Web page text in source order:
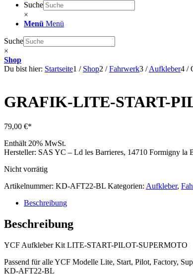
Suche
×
Menü Menü
Suche
×
Shop
Du bist hier: Startseite1 / Shop2 / Fahrwerk3 / Aufkleber4 /
GRAFIK-LITE-START-
79,00 €
Enthält 20% MwSt.
Hersteller: SAS YC – Ld les Barrieres, 14710 Formigny la
Nicht vorrätig
Artikelnummer: KD-AFT22-BL Kategorien: Aufkleber,
Beschreibung
Beschreibung
YCF Aufkleber Kit LITE-START-PILOT-SUPERMOTO
Passend für alle YCF Modelle Lite, Start, Pilot, Factory,
KD-AFT22-BL